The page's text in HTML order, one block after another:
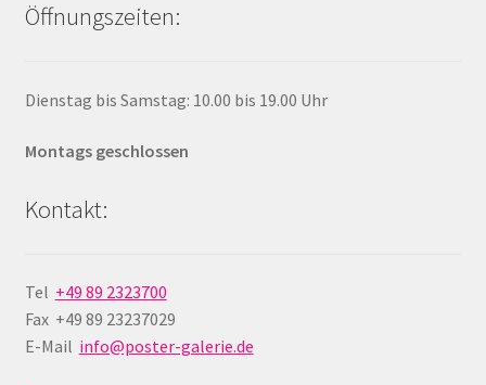
Öffnungszeiten:
Dienstag bis Samstag: 10.00 bis 19.00 Uhr
Montags geschlossen
Kontakt:
Tel +49 89 2323700
Fax +49 89 23237029
E-Mail info@poster-galerie.de